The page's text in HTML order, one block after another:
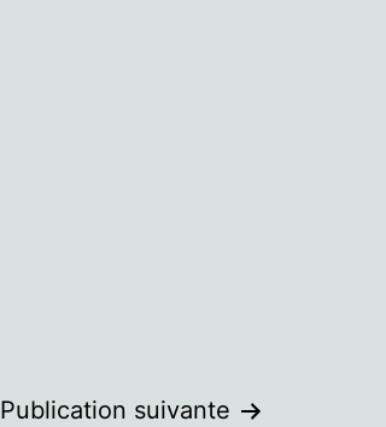
Publication suivante